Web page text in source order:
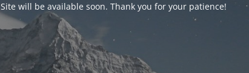
Site will be available soon. Thank you for your patience!